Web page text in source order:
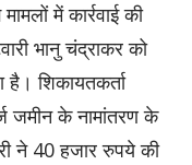
में कार्रवाई की
भानु चंद्राकर को
शिकायतकर्ता
जमीन के नामांतरण के
ने 40 हजार रुपये की